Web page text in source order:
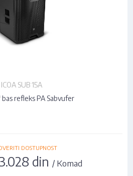
ICOA SUB 15A
bas refleks PA Sabvufer
DOSTUPNOST
din / Komad